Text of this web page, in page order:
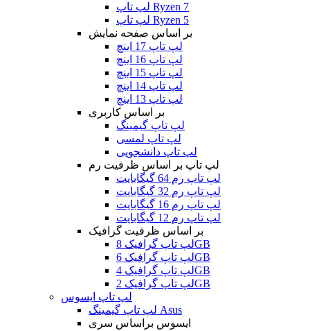
لپ تاپ Ryzen 7
لپ تاپ Ryzen 5
بر اساس صفحه نمایش
لپ تاپ 17 اینچ
لپ تاپ 16 اینچ
لپ تاپ 15 اینچ
لپ تاپ 14 اینچ
لپ تاپ 13 اینچ
بر اساس کاربری
لپ تاپ گیمینگ
لپ تاپ لمسی
لپ تاپ دانشجویی
لپ تاپ بر اساس ظرفیت رم
لپ تاپ رم 64 گیگابایت
لپ تاپ رم 32 گیگابایت
لپ تاپ رم 16 گیگابایت
لپ تاپ رم 12 گیگابایت
بر اساس ظرفیت گرافیک
لپ تاپ گرافیک 8GB
لپ تاپ گرافیک 6GB
لپ تاپ گرافیک 4GB
لپ تاپ گرافیک 2GB
لپ تاپ ایسوس
لپ تاپ گیمینگ Asus
ایسوس براساس سری